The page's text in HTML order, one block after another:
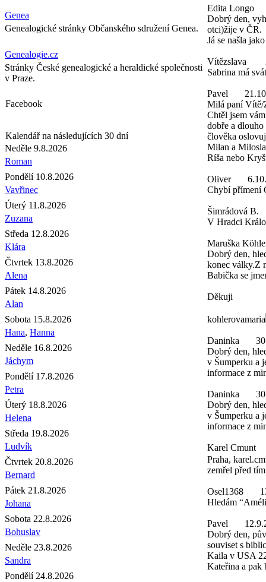
Genea
Genealogické stránky Občanského sdružení Genea.
Genealogie.cz
Stránky České genealogické a heraldické společnosti
v Praze.
Facebook
Kalendář na následujících 30 dní
Neděle 9.8.2026
Roman
Pondělí 10.8.2026
Vavřinec
Úterý 11.8.2026
Zuzana
Středa 12.8.2026
Klára
Čtvrtek 13.8.2026
Alena
Pátek 14.8.2026
Alan
Sobota 15.8.2026
Hana, Hanna
Neděle 16.8.2026
Jáchym
Pondělí 17.8.2026
Petra
Úterý 18.8.2026
Helena
Středa 19.8.2026
Ludvík
Čtvrtek 20.8.2026
Bernard
Pátek 21.8.2026
Johana
Sobota 22.8.2026
Bohuslav
Neděle 23.8.2026
Sandra
Pondělí 24.8.2026
Edita Longo
Dobrý den,
otci)žije v ČR.
Já se našla
Vítězslava
Sabrina má
Pavel
Milá paní Vítě/
Chtěl jsem
dobře a dlouho
člověka
Milan a
Ríša nebo
Oliver
Chybí přímení
Šimrádová B.
V Hradci
Maruška
Dobrý den,
konec války.Z
Babička se
Děkuji
kohlerovamaria
Daninka
Dobrý den,
v Šumperku a
informace z
Daninka
Dobrý den,
v Šumperku a
informace z
Karel Cmunt
Praha,
zemřel před
Osel1368
Hledám
Pavel
Dobrý den,
souviset s
Kaila v USA
Kateřina a pak